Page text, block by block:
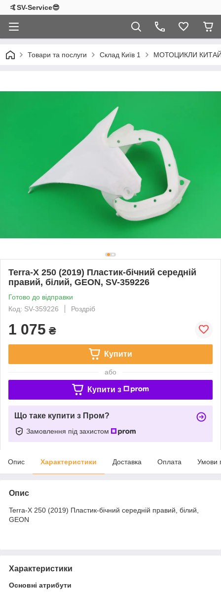
🤙SV-Service😎
Товари та послуги Склад Київ 1 МОТОЦИКЛИ
Terra-X 250 (2019) Пластик-бічний середній
правий, білий, GEON, SV-359226
Готово до відправки
Код: SV-359226
Роздріб
1 075 ₴
Купити
або
Купити з
Що таке купити з Пром?
Замовлення під захистом
Опис Характеристики Доставка Оплата Умови
Опис
Terra-X 250 (2019) Пластик-бічний середній правий, білий,
GEON
Характеристики
Основні атрибути